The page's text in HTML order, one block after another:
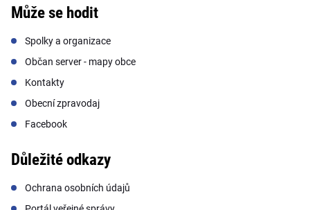
Může se hodit
Spolky a organizace
Občan server - mapy obce
Kontakty
Obecní zpravodaj
Facebook
Důležité odkazy
Ochrana osobních údajů